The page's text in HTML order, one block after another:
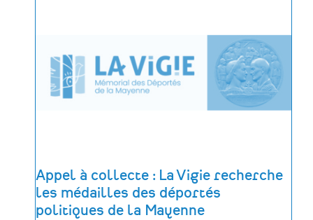
Appel à collecte : La Vigie recherche
les médailles des déportés
politiques de la Mayenne